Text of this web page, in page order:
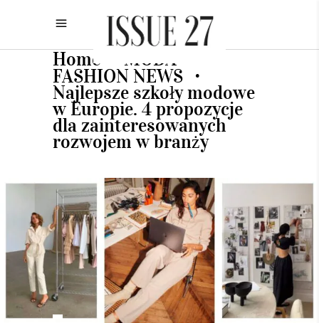
Home MODA
FASHION NEWS •
Najlepsze szkoły modowe
w Europie. 4 propozycje
dla zainteresowanych
rozwojem w branży